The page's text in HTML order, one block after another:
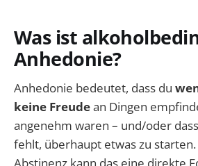
Was ist
Anhedonie?
Anhedonie bedeutet, dass du
keine Freudean Dingen
angenehm waren – und/oder
fehlt, überhaupt etwas zu